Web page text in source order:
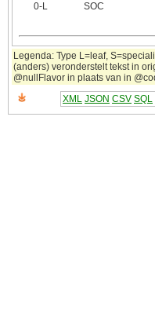
0‑L SOC
Legenda: Type L=leaf,
(anders) veronderstelt tekst in
@nullFlavor in plaats van in
XML JSON CSV SQL